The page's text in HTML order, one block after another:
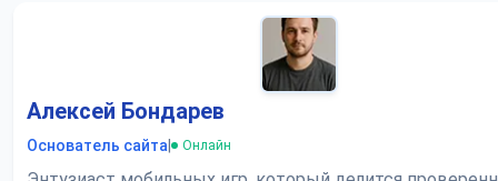
Алексей Бондарев
Основатель сайта Онлайн